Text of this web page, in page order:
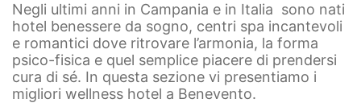
Negli ultimi anni in Campania e in Italia sono nati
hotel benessere da sogno, centri spa incantevoli
e romantici dove ritrovare l’armonia, la forma
psico-fisica e quel semplice piacere di prendersi
cura di sé. In questa sezione vi presentiamo i
migliori wellness hotel a Benevento.